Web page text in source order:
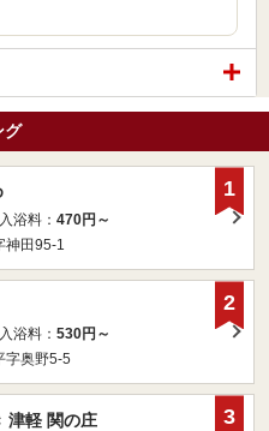
グ
入浴料： 470円～
神田95-1
1
入浴料： 530円～
字奥野5-5
2
津軽 関の庄
3